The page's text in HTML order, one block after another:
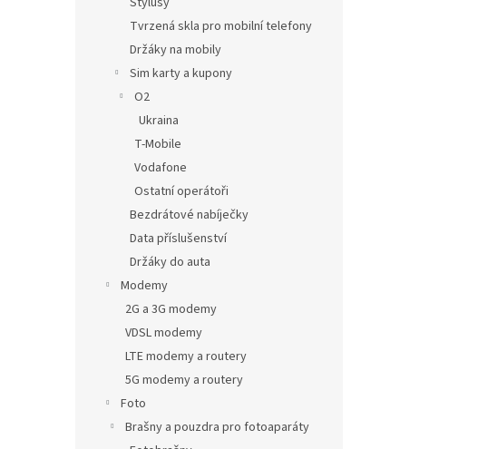
Tvrzená skla pro mobilní telefony
Držáky na mobily
Sim karty a kupony
O2
Ukraina
T-Mobile
Vodafone
Ostatní operátoři
Bezdrátové nabíječky
Data příslušenství
Držáky do auta
Modemy
2G a 3G modemy
VDSL modemy
LTE modemy a routery
5G modemy a routery
Foto
Brašny a pouzdra pro fotoaparáty